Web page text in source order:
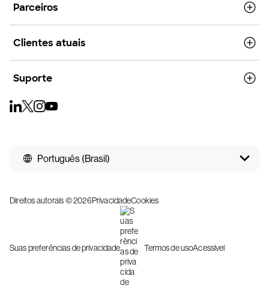
Parceiros
Clientes atuais
Suporte
Português (Brasil)
Direitos autorais © 2026PrivacidadeCookies
Suas preferências de privacidade Termos de usoAcessível